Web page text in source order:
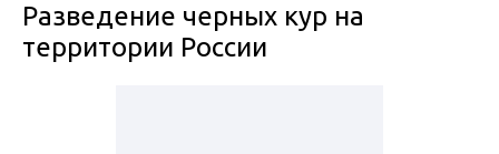
Разведение черных кур на
территории России